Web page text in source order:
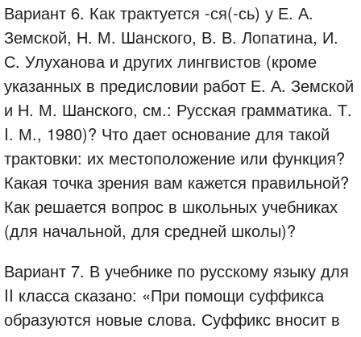
Вариант 6. Как трактуется -ся(-сь) у Е. А.
Земской, Н. М. Шанского, В. В. Лопатина, И.
С. Улуханова и других лингвистов (кроме
указанных в предисловии работ Е. А. Земской
и Н. М. Шанского, см.: Русская грамматика. Т.
I. М., 1980)? Что дает основание для такой
трактовки: их местоположение или функция?
Какая точка зрения вам кажется правильной?
Как решается вопрос в школьных учебниках
(для начальной, для средней школы)?
Вариант 7. В учебнике по русскому языку для
II класса сказано: «При помощи суффикса
образуются новые слова. Суффикс вносит в